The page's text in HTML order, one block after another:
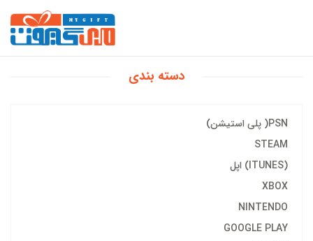
دسته بندی
PSN( پلی استیشن)
STEAM
(ITUNES) اپل
XBOX
NINTENDO
GOOGLE PLAY